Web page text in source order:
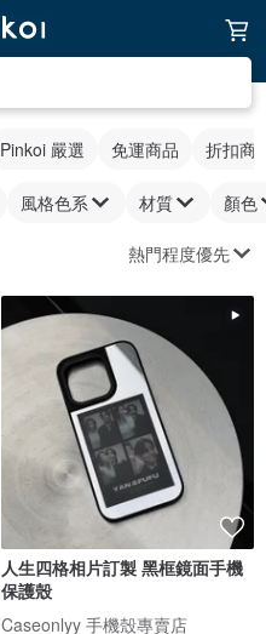
Pinkoi 嚴選 免運商品 折扣商
風格色系 材質 顏色
熱門程度優先
人生四格相片訂製 黑框鏡面手機
保護殼
Caseonlyy 手機殼專賣店